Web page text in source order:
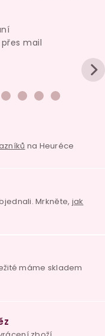
je 5 z 5 hvězdiček.
mail